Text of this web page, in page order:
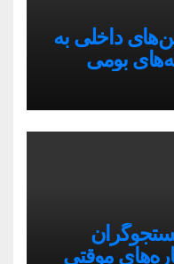
داخلی به
بومی
جستجوگران
موقتی